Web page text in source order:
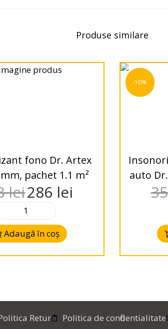
Produse similare
fono Dr. Artex
pachet 1.1 m²
lei286 lei
Adaugă în coș
-10%
auto
Retur Politica de confidentialitate